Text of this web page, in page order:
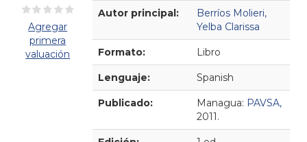
Agregar
primera
valuación
Detalles Bibliográficos
Autor principal:
Berríos Molieri,
Yelba Clarissa
Formato: Libro
Lenguaje: Spanish
Publicado: Managua: PAVSA,
2011.